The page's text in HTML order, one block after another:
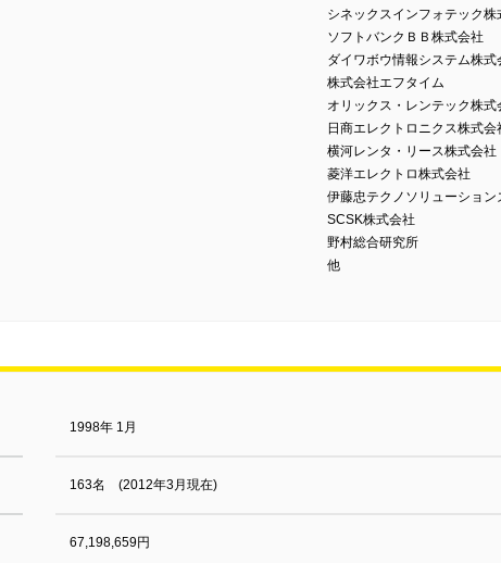
シネックスインフォテック株
ソフトバンクＢＢ株式会社
ダイワボウ情報システム株式
株式会社エフタイム
オリックス・レンテック株式
日商エレクトロニクス株式会
横河レンタ・リース株式会社
菱洋エレクトロ株式会社
伊藤忠テクノソリューション
SCSK株式会社
野村総合研究所
他
1998年 1月
163名 (2012年3月現在)
67,198,659円